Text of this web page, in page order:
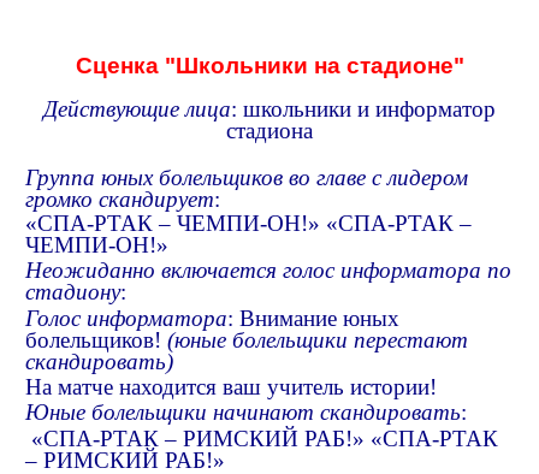
Сценка "Школьники на стадионе"
Действующие лица: школьники и информатор
стадиона
Группа юных болельщиков во главе с лидером
громко скандирует:
«СПА-РТАК – ЧЕМПИ-ОН!» «СПА-РТАК –
ЧЕМПИ-ОН!»
Неожиданно включается голос информатора по
стадиону:
Голос информатора: Внимание юных
болельщиков! (юные болельщики перестают
скандировать)
На матче находится ваш учитель истории!
Юные болельщики начинают скандировать:
«СПА-РТАК – РИМСКИЙ РАБ!» «СПА-РТАК
– РИМСКИЙ РАБ!»